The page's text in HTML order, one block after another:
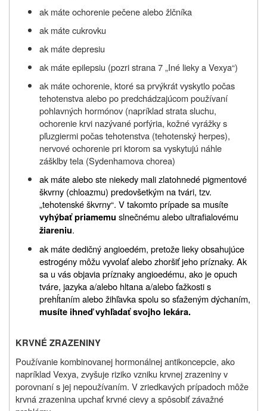
ak máte ochorenie pečene alebo žlčníka
ak máte cukrovku
ak máte depresiu
ak máte epilepsiu (pozri strana 7 „Iné lieky a Vexya“)
ak máte ochorenie, ktoré sa prvýkrát vyskytlo počas
tehotenstva alebo po predchádzajúcom používaní
pohlavných hormónov (napríklad strata sluchu,
ochorenie krvi nazývané porfýria, kožné vyrážky s
pľuzgiermi počas tehotenstva (tehotenský herpes),
nervové ochorenie pri ktorom sa vyskytujú náhle
zášklby tela (Sydenhamova chorea)
ak máte alebo ste niekedy mali zlatohnedé pigmentové
škvrny (chloazmu) predovšetkým na tvári, tzv.
„tehotenské škvrny“. V takomto prípade sa musíte
vyhýbať priamemu slnečnému alebo ultrafialovému
žiareniu.
ak máte dedičný angioedém, pretože lieky obsahujúce
estrogény môžu vyvolať alebo zhoršiť jeho príznaky. Ak
sa u vás objavia príznaky angioedému, ako je opuch
tváre, jazyka a/alebo hltana a/alebo ťažkosti s
prehĺtaním alebo žihľavka spolu so sťaženým dýchaním,
musíte ihneď vyhľadať svojho lekára.
KRVNÉ ZRAZENINY
Používanie kombinovanej hormonálnej antikoncepcie, ako
napríklad Vexya, zvyšuje riziko vzniku krvnej zrazeniny v
porovnaní s jej nepoužívaním. V zriedkavých prípadoch môže
krvná zrazenina upchať krvné cievy a spôsobiť závažné